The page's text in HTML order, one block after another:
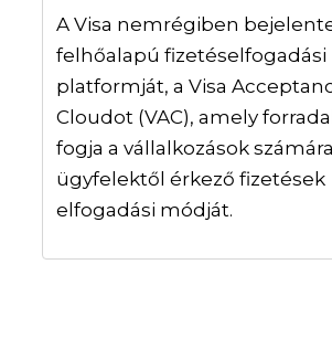
A Visa nemrégiben
felhőalapú fizetéselfogadási
platformját, a Visa
Cloudot (VAC), amely
fogja a vállalkozások
ügyfelektől érkező fizetések
elfogadási módját.